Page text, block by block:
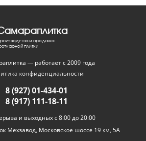
и продажа
плитки
— работает с 2009 года
конфиденциальности
8 (927) 01-434-01
8 (917) 111-18-11
и выходных с 8:00 до 20:00
Мехзавод, Московское шоссе 19 км, 5А